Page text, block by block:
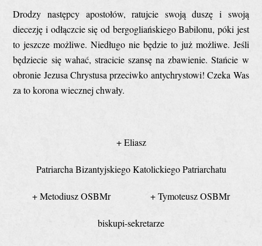
Drodzy następcy apostołów, ratujcie swoją duszę i swoją
diecezję i odłączcie się od bergogliańskiego Babilonu, póki jest
to jeszcze możliwe. Niedługo nie będzie to już możliwe. Jeśli
będziecie się wahać, stracicie szansę na zbawienie. Stańcie w
obronie Jezusa Chrystusa przeciwko antychrystowi! Czeka Was
za to korona wiecznej chwały.
+ Eliasz
Patriarcha Bizantyjskiego Katolickiego Patriarchatu
+ Metodiusz OSBMr + Tymoteusz OSBMr
biskupi-sekretarze